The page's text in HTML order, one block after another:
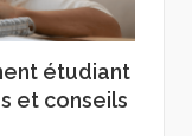
étudiant
et conseils